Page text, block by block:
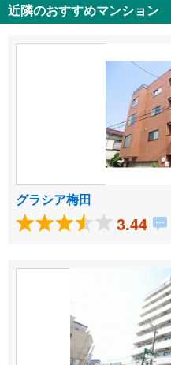
近隣のおすすめマンション
グラシア梅田
3.44